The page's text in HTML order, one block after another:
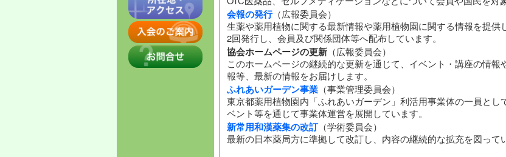
会報の発行（広報委員会）
生薬や薬用植物に関する最新情報や薬用植物園に関する情報を提
2回発行し、会員及び関係団体等へ配布しています。
協会ホームページの更新（広報委員会）
このホームページの継続的な更新を通じて、イベント・講座の情
報等、最新の情報をお届けします。
ふれあいガーデン事業（事業管理委員会）
東京都薬用植物園内「ふれあいガーデン」利活用事業体の一員と
ベント等を通じて事業体運営を展開しています。
新常用和漢薬集の改訂（学術委員会）
最新の日本薬局方に準拠して改訂し、内容の継続的な拡充を図って